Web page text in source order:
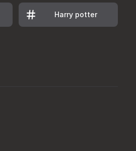
Harry potter